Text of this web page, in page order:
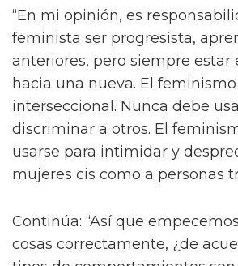
“En mi opinión, es
feminista ser progresista,
anteriores, pero siempre estar
hacia una nueva. El
interseccional. Nunca debe
discriminar a otros. El
usarse para intimidar y
mujeres cis como a personas
Continúa: “Así que
cosas correctamente, ¿de